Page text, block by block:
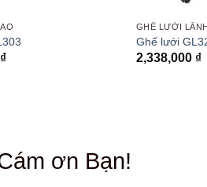
₫
GHẾ LƯỚI
Ghế lưới
2,338,000 ₫
ơn Bạn!